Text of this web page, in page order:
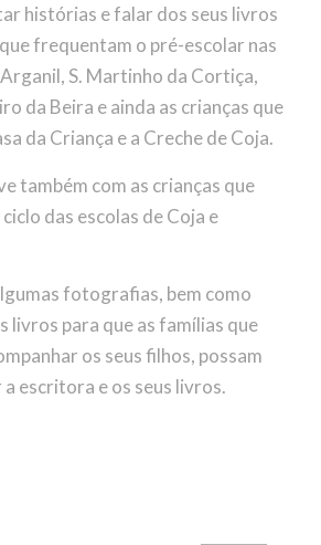
histórias e falar dos seus livros
frequentam o pré-escolar nas
S. Martinho da Cortiça,
da Beira e ainda as crianças que
da Criança e a Creche de Coja.
também com as crianças que
das escolas de Coja e
fotografias, bem como
livros para que as famílias que
os seus filhos, possam
escritora e os seus livros.